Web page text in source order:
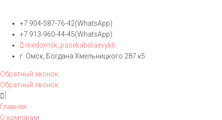
+7 904-587-76-42(WhatsApp)
+7 913-960-44-45(WhatsApp)
medomsk_pasekabeliaevykh
г. Омск, Богдана Хмельницкого 287 к5
Обратный звонок
Обратный звонок
Главная
О компании